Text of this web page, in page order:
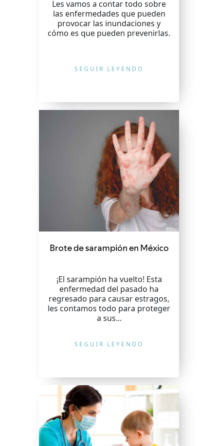
Les vamos a contar todo sobre
las enfermedades que pueden
provocar las inundaciones y
cómo es que pueden prevenirlas.
SEGUIR LEYENDO
Brote de sarampión en México
¡El sarampión ha vuelto! Esta
enfermedad del pasado ha
regresado para causar estragos,
les contamos todo para proteger
a sus...
SEGUIR LEYENDO